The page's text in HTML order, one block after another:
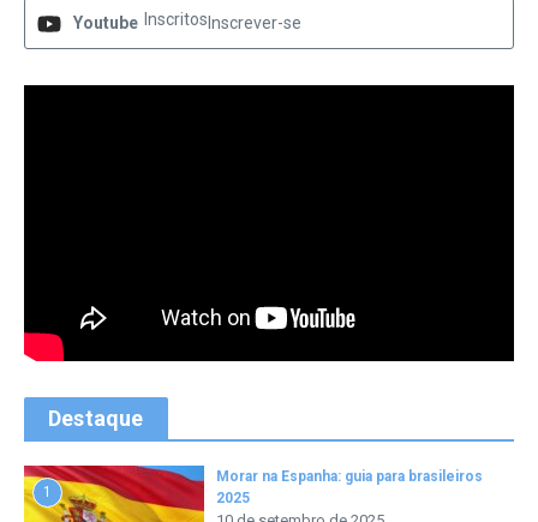
Youtube Inscritos Inscrever-se
Destaque
1
Morar na Espanha: guia para brasileiros
2025